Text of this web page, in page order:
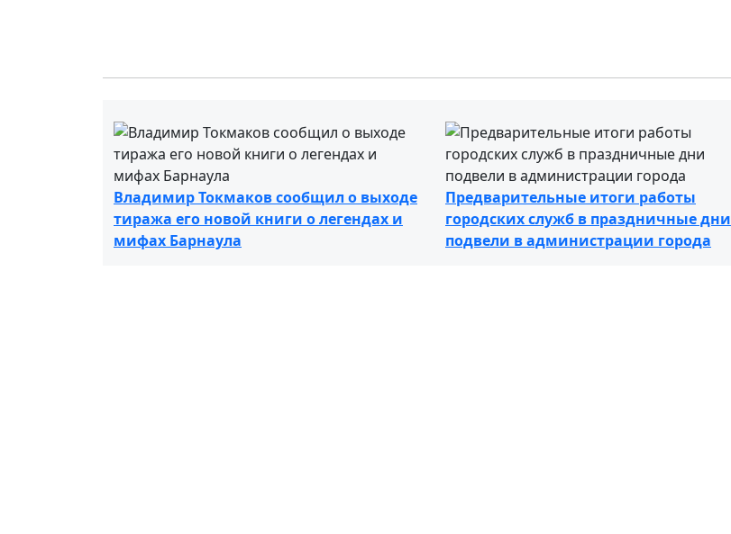
Владимир Токмаков сообщил о выходе
тиража его новой книги о легендах и
мифах Барнаула
Предварительные итоги работы
городских служб в праздничные дни
подвели в администрации города